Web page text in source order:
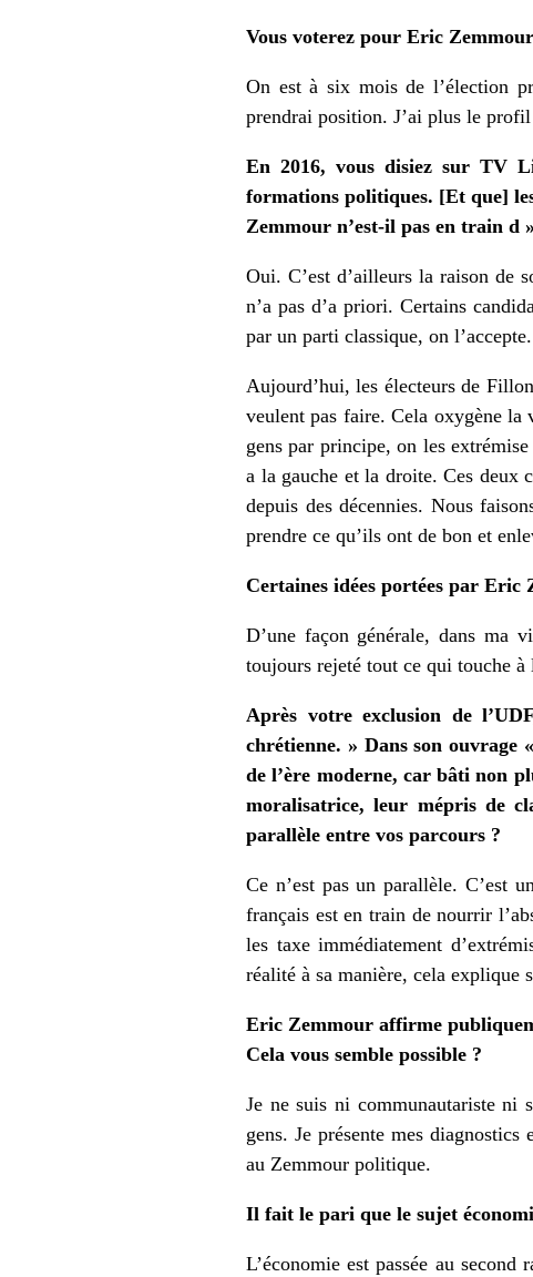
Vous voterez pour Eric
On est à six mois de l’élection
prendrai position. J’ai plus le
En 2016, vous disiez sur TV
formations politiques. [Et que]
Zemmour n’est-il pas en train d
Oui. C’est d’ailleurs la raison de
n’a pas d’a priori. Certains
par un parti classique, on
Aujourd’hui, les électeurs de
veulent pas faire. Cela oxygène la
gens par principe, on les
a la gauche et la droite. Ces deux
depuis des décennies. Nous
prendre ce qu’ils ont de bon et
Certaines idées portées par Eric
D’une façon générale, dans ma
toujours rejeté tout ce qui touche
Après votre exclusion de
chrétienne. » Dans son
de l’ère moderne, car bâti non
moralisatrice, leur mépris de
parallèle entre vos parcours ?
Ce n’est pas un parallèle. C’est
français est en train de nourrir
les taxe immédiatement
réalité à sa manière, cela explique
Eric Zemmour affirme
Cela vous semble possible ?
Je ne suis ni communautariste ni
gens. Je présente mes
au Zemmour politique.
Il fait le pari que le sujet
L’économie est passée au